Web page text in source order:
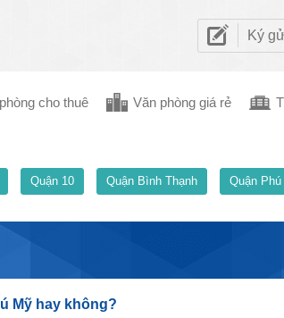
Ký
cho thuê Văn phòng giá rẻ
Quận 10 Quận Bình Thạnh Quận Phú
Mỹ hay không?